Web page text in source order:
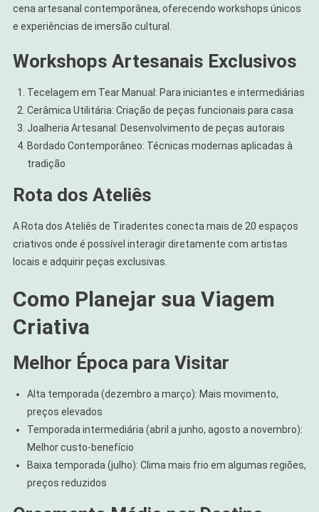
cena artesanal contemporânea, oferecendo workshops únicos
e experiências de imersão cultural.
Workshops Artesanais Exclusivos
Tecelagem em Tear Manual: Para iniciantes e intermediárias
Cerâmica Utilitária: Criação de peças funcionais para casa
Joalheria Artesanal: Desenvolvimento de peças autorais
Bordado Contemporâneo: Técnicas modernas aplicadas à
tradição
Rota dos Ateliês
A Rota dos Ateliês de Tiradentes conecta mais de 20 espaços
criativos onde é possível interagir diretamente com artistas
locais e adquirir peças exclusivas.
Como Planejar sua Viagem
Criativa
Melhor Época para Visitar
Alta temporada (dezembro a março): Mais movimento,
preços elevados
Temporada intermediária (abril a junho, agosto a novembro):
Melhor custo-benefício
Baixa temporada (julho): Clima mais frio em algumas regiões,
preços reduzidos